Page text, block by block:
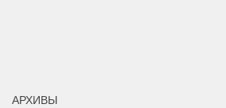
АРХИВЫ